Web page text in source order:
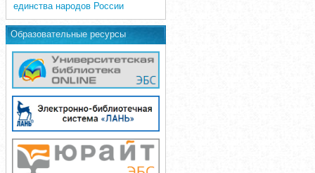
единства народов России
Образовательные ресурсы